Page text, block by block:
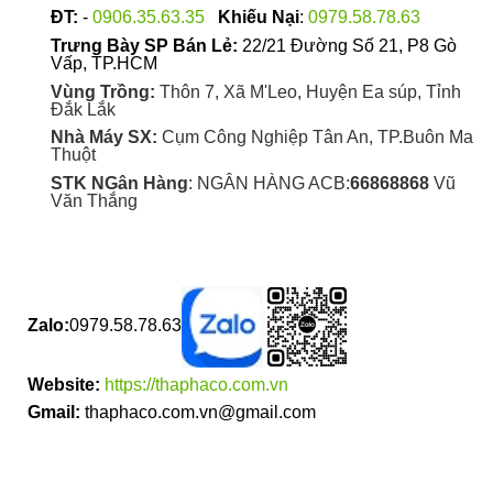
sản
ĐT: - 0906.35.63.35 Khiếu Nại: 0979.58.78.63
Trưng Bày SP Bán Lẻ: 22/21 Đường Số 21, P8 Gò
Vấp, TP.HCM
Vùng Trồng: Thôn 7, Xã M'Leo, Huyện Ea súp, Tỉnh
Đắk Lắk
Nhà Máy SX: Cụm Công Nghiệp Tân An, TP.Buôn Ma
Thuột
STK NGân Hàng: NGÂN HÀNG ACB:66868868Vũ
Văn Thắng
Zalo:0979.58.78.63
Website: https://thaphaco.com.vn
Gmail: thaphaco.com.vn@gmail.com